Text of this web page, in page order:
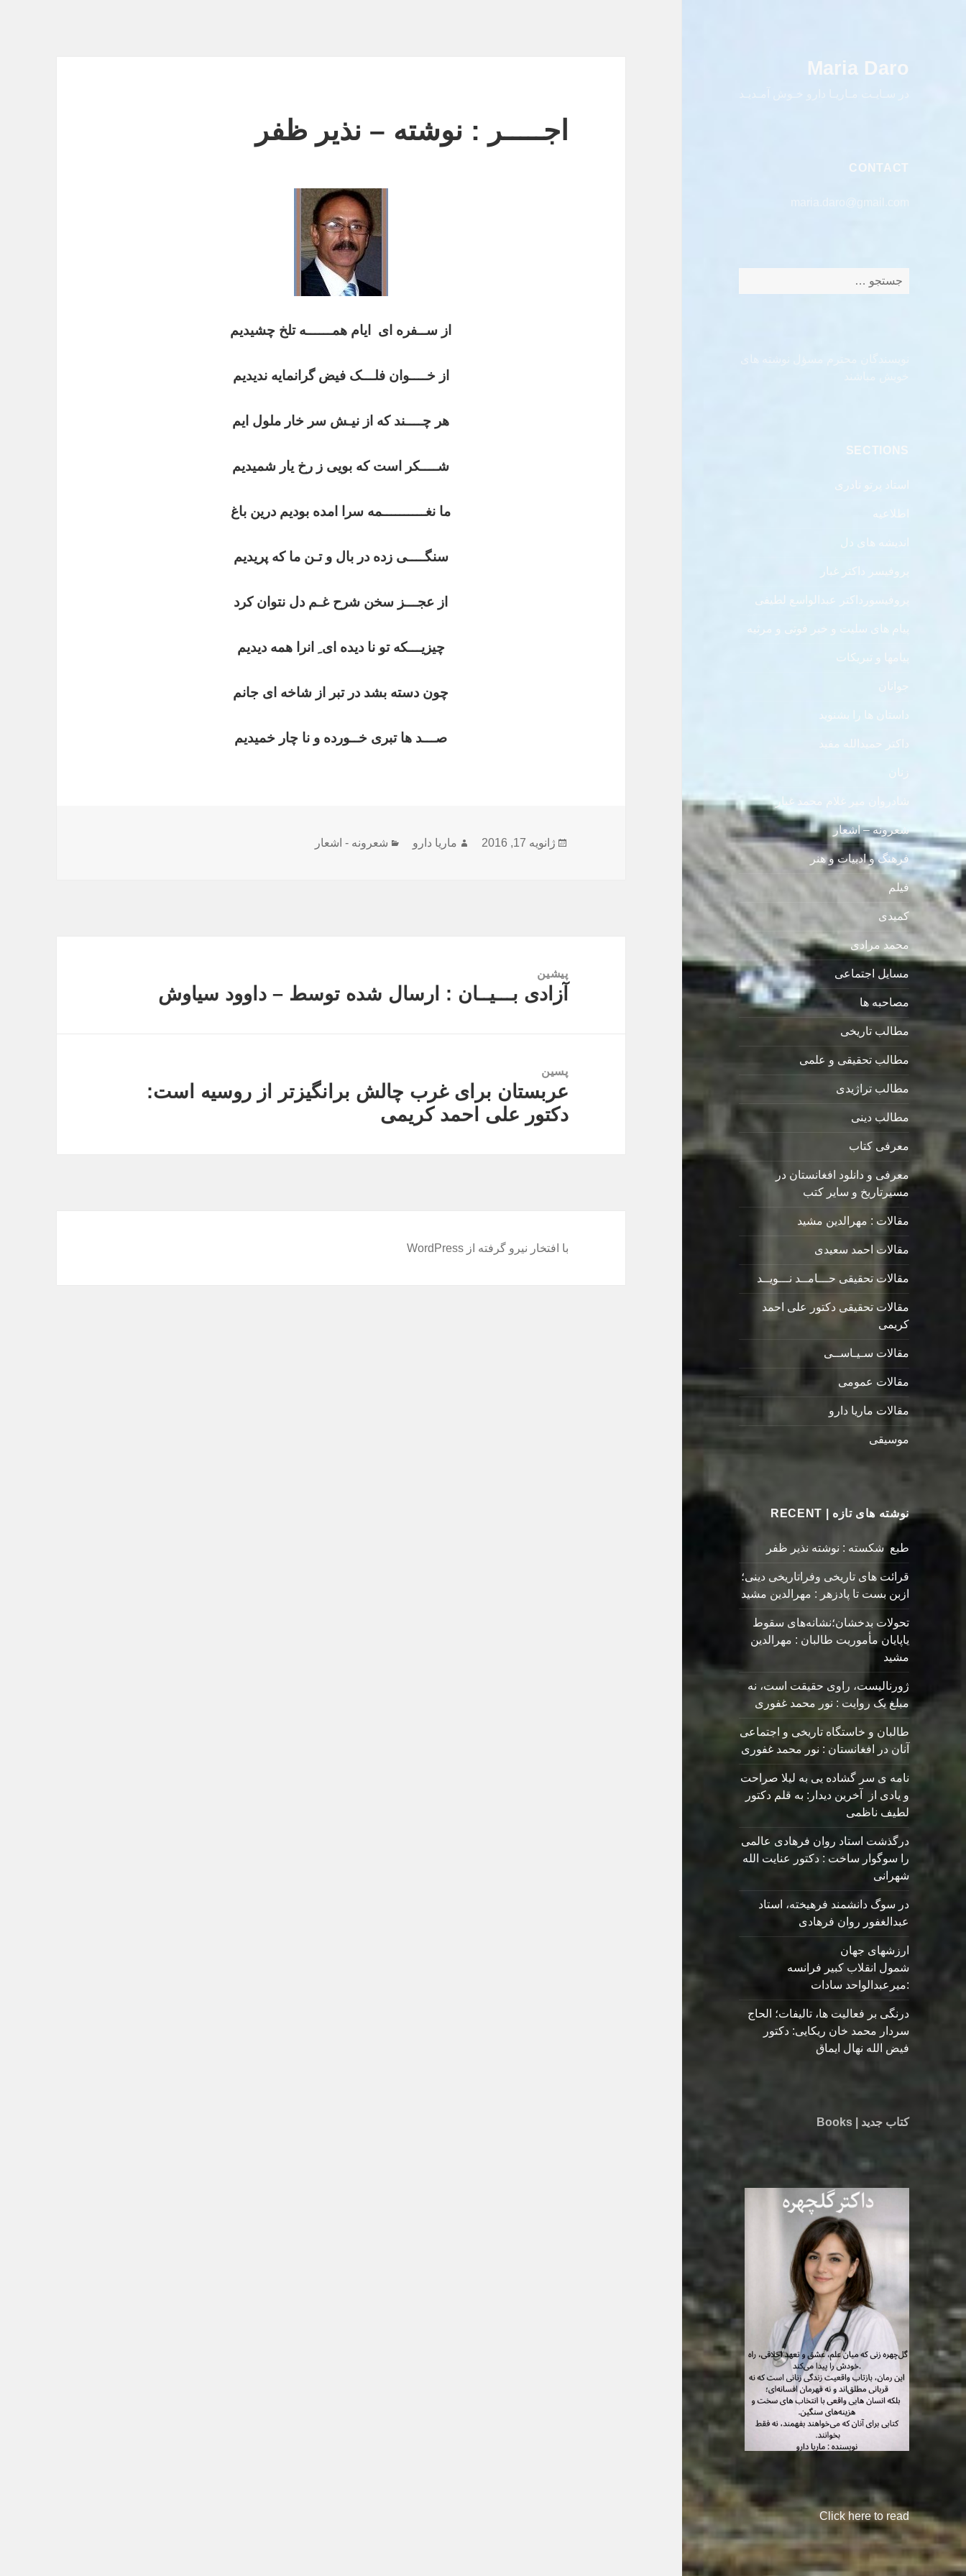
Maria Daro
در سـایـت مـاریـا دارو خـوش آمـدیـد
CONTACT
برای:
نویسندگان محترم مسؤل نوشته های
SECTIONS
استاد پرتو نادری
اطلاعیه
اندیشه های دل
پروفیسر داکتر غبار
پروفیسورداکتر عبدالواسع لطیفی
پیام های سلیت و خبر فوتی و مرثیه
پیامها و تبریکات
جوانان
داستان ها را بشنوید
داکتر حمیدالله مفید
زنان
شادروان میر غلام محمد غبار
شعرونه – اشعار
فرهنگ و ادبیات و هنر
فیلم
کمیدی
محمد مرادی
مسایل اجتماعی
مصاحبه ها
مطالب تاریخی
مطالب تحقیقی و علمی
مطالب تراژیدی
مطالب دینی
معرفی کتاب
معرفی و دانلود افغانستان در
مسیرتاریخ و سایر کتب
مقالات : مهرالدین مشید
مقالات احمد سعیدی
مقالات تحقیقی حـــامــد نـــویــد
مقالات تحقیقی دکتور علی احمد
کریمی
مقالات سـیـاســی
مقالات عمومی
مقالات ماریا دارو
موسیقی
نوشته های تازه | RECENT
طبع شکسته : نوشته نذیر ظفر
قرائت های تاریخی وفراتاریخی دینی؛
ازبن بست تا پادزهر : مهرالدین مشید
تحولات بدخشان؛نشانه‌های سقوط
یاپایان مأموریت طالبان : مهرالدین
مشید
ژورنالیست، راوی حقیقت است، نه
مبلغ یک روایت : نور محمد غفوری
طالبان و خاستگاه تاریخی و اجتماعی
آنان در افغانستان : نور محمد غفوری
نامه ی سر گشاده يی به ليلا صراحت
و یادی از آخرین دیدار: به قلم دکتور
لطیف ناظمی
درگذشت استاد روان فرهادی عالمی
را سوگوار ساخت : دکتور عنایت الله
شهرانی
در سوگ دانشمند فرهیخته، استاد
عبدالغفور روان فرهادی
ارزشهای جهان
شمول انقلاب کبیر فرانسه
:میرعبدالواحد سادات
درنگی بر فعالیت ها، تالیفات؛ الحاج
سردار محمد خان ریکایی: دکتور
فیض الله نهال ایماق
کتاب جدید | Books
Click here to read
اجـــــر : نوشته – نذیر ظفر
از ســفره ای ایام همــــــه تلخ چشیدیم
از خــــوان فلـــک فیض گرانمایه ندیدیم
هر چــــند که از نیـش سر خار ملول ایم
شــــکر است که بویی ز رخ یار شمیدیم
ما نغــــــــــمه سرا امده بودیم درین باغ
سنگــــی زده در بال و تـن ما که پریدیم
از عجـــز سخن شرح غـم دل نتوان کرد
چیزیـــکه تو نا دیده ای ِ انرا همه دیدیم
چون دسته بشد در تبر از شاخه ای جانم
صـــد ها تبری خــورده و نا چار خمیدیم
ارسال
ژانویه 17, 2016 نویسنده
ماریا دارو دسته‌ها
شعرونه - اشعار
پیشین
نوشته
آزادی بـــیــان : ارسال شده توسط – داوود سیاوش
پسین
نوشته
بعدی:
عربستان برای غرب چالش برانگیزتر از روسیه است:
دکتور علی احمد کریمی
با افتخار نیرو گرفته از WordPress